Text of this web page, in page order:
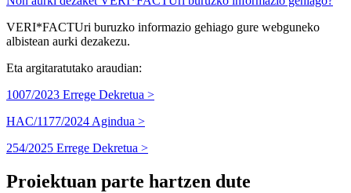
VERI*FACTUri buruzko informazio gehiago gure webguneko
albistean aurki dezakezu.
Eta argitaratutako araudian:
1007/2023 Errege Dekretua >
HAC/1177/2024 Agindua >
254/2025 Errege Dekretua >
Proiektuan parte hartzen dute